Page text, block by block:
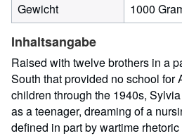
Gewicht 1000
Inhaltsangabe
Raised with twelve brothers in a
South that provided no school for
children through the 1940s,
as a teenager, dreaming of a
defined in part by wartime